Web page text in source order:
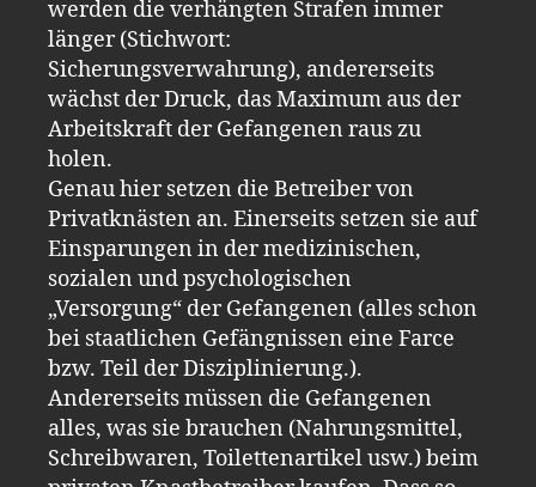
werden die verhängten Strafen immer
länger (Stichwort:
Sicherungsverwahrung), andererseits
wächst der Druck, das Maximum aus der
Arbeitskraft der Gefangenen raus zu
holen.
Genau hier setzen die Betreiber von
Privatknästen an. Einerseits setzen sie auf
Einsparungen in der medizinischen,
sozialen und psychologischen
„Versorgung“ der Gefangenen (alles schon
bei staatlichen Gefängnissen eine Farce
bzw. Teil der Disziplinierung.).
Andererseits müssen die Gefangenen
alles, was sie brauchen (Nahrungsmittel,
Schreibwaren, Toilettenartikel usw.) beim